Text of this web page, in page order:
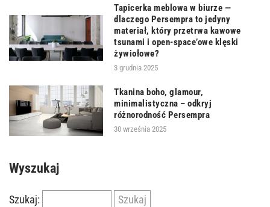
Tapicerka meblowa w biurze —
dlaczego Persempra to jedyny
materiał, który przetrwa kawowe
tsunami i open-space’owe klęski
żywiołowe?
3 grudnia 2025
Tkanina boho, glamour,
minimalistyczna – odkryj
różnorodność Persempra
30 września 2025
Wyszukaj
Szukaj: